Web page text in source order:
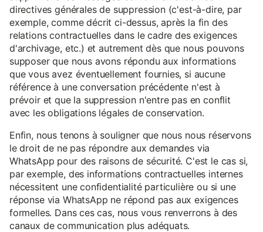
directives générales de suppression (c'est-à-dire, par
exemple, comme décrit ci-dessus, après la fin des
relations contractuelles dans le cadre des exigences
d'archivage, etc.) et autrement dès que nous pouvons
supposer que nous avons répondu aux informations
que vous avez éventuellement fournies, si aucune
référence à une conversation précédente n'est à
prévoir et que la suppression n'entre pas en conflit
avec les obligations légales de conservation.
Enfin, nous tenons à souligner que nous nous réservons
le droit de ne pas répondre aux demandes via
WhatsApp pour des raisons de sécurité. C'est le cas si,
par exemple, des informations contractuelles internes
nécessitent une confidentialité particulière ou si une
réponse via WhatsApp ne répond pas aux exigences
formelles. Dans ces cas, nous vous renverrons à des
canaux de communication plus adéquats.